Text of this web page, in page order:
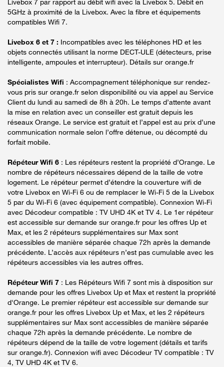
5GHz à proximité de la Livebox. Avec la fibre et équipements
compatibles Wifi 7.
Livebox 6 et 7 : Incompatibles avec les téléphones HD et les
objets connectés utilisant la norme DECT-ULE (détecteurs, prise
intelligente, ampoules et interrupteur). Détails sur orange.fr
Spécialistes Wifi : Accompagnement téléphonique sur rendez-
vous pris sur orange.fr selon disponibilité ou via appel au Service
Client du lundi au samedi de 8h à 20h. Le temps d’attente avant
la mise en relation avec un conseiller est gratuit depuis les
réseaux Orange. Le service est gratuit et l’appel est au prix d’une
communication normale selon l’offre détenue, ou décompté du
forfait mobile.
Répéteur Wifi 6 : Les répéteurs restent la propriété d’Orange. Le
nombre de répéteurs nécessaires dépend de la taille de votre
logement. Le répéteur permet d’étendre la couverture wifi de
votre Livebox en Wi-Fi 6 ou de remplacer le Wi-Fi 5 de la Livebox
5 par du Wi-Fi 6 (avec équipement compatible). Connexion Wi-Fi
avec Décodeur compatible : TV UHD 4K et TV 4. Le 1er répéteur
est accessible sur demande sur orange.fr pour les offres Up et
Max, et les 2 répéteurs supplémentaires sur Max sont
accessibles de manière séparée chaque 72h après la demande
précédente. L’accès aux répéteurs n’est pas cumulable avec les
répéteurs accessibles via les autres offres.
Répéteur Wifi 7 : Les Répéteurs Wifi 7 sont mis à disposition sur
demande pour les offres Livebox Up et Max et restent la propriété
d'Orange. Le premier répéteur est accessible sur demande sur
orange.fr pour les offres Livebox Up et Max, et les 2 répéteurs
supplémentaires sur Max sont accessibles de manière séparée
chaque 72h après la demande précédente. Le nombre de
répéteurs dépend de la taille de votre logement (détails et tarifs
sur orange.fr). Connexion wifi avec Décodeur TV compatible : TV
4, TV UHD 4K et TV 6.